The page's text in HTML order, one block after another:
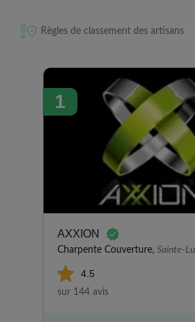
Règles de classement des artisans
1
AXXION
Charpente Couverture, Sainte-
4.5
sur 144 avis